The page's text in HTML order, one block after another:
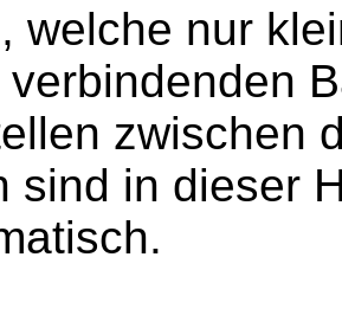
welche nur
zwischen
sind in dieser